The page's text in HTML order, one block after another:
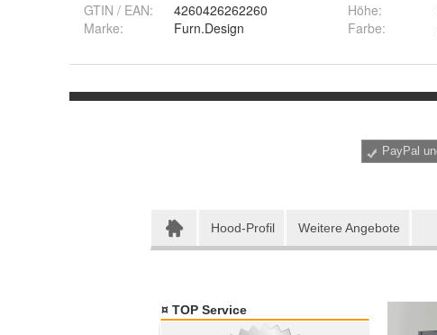
GTIN / EAN:
4260426262260
Marke:
Furn.Design
Höhe:
Farbe: